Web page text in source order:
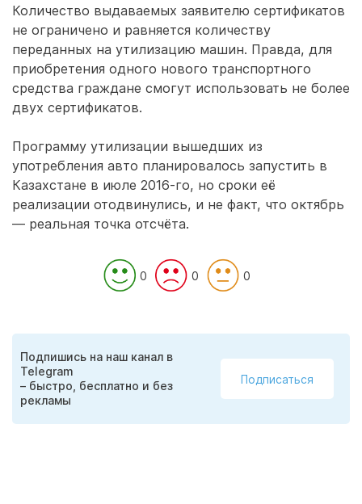
Количество выдаваемых заявителю сертификатов
не ограничено и равняется количеству
переданных на утилизацию машин. Правда, для
приобретения одного нового транспортного
средства граждане смогут использовать не более
двух сертификатов.
Программу утилизации вышедших из
употребления авто планировалось запустить в
Казахстане в июле 2016-го, но сроки её
реализации отодвинулись, и не факт, что октябрь
— реальная точка отсчёта.
0 0 0
Подпишись на наш канал в
Telegram
– быстро, бесплатно и без
рекламы
Подписаться